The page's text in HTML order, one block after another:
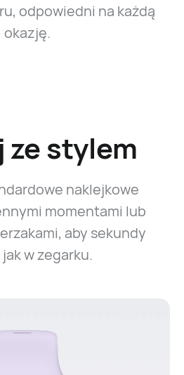
odpowiedni na każdą
okazję.
ze stylem
naklejkowe
momentami lub
aby sekundy
jak w zegarku.